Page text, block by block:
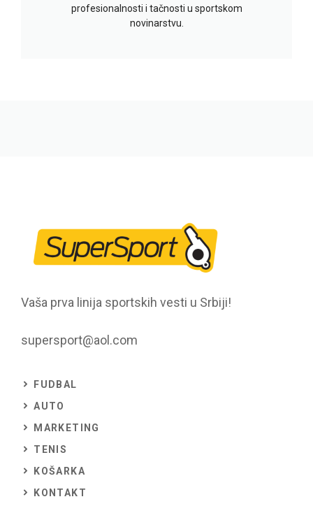
profesionalnosti i tačnosti u sportskom
novinarstvu.
Vaša prva linija sportskih vesti u Srbiji!
supersport@aol.com
FUDBAL
AUTO
MARKETING
TENIS
KOŠARKA
KONTAKT